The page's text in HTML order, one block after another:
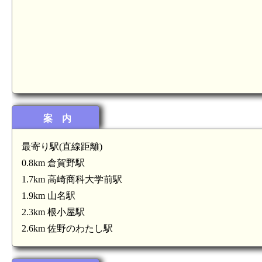
案 内
最寄り駅(直線距離)
0.8km 倉賀野駅
1.7km 高崎商科大学前駅
1.9km 山名駅
2.3km 根小屋駅
2.6km 佐野のわたし駅